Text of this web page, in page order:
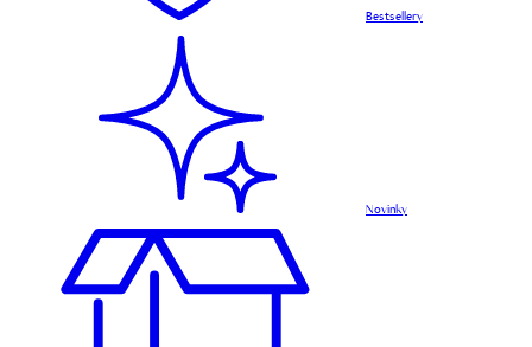
Bestsellery
Novinky